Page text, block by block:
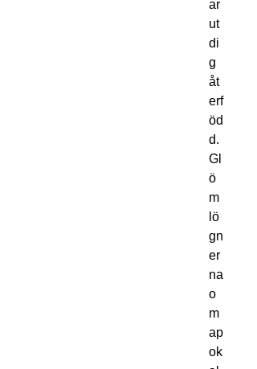
ar
ut
di
g
åt
erf
öd
d.
Gl
ö
m
lö
gn
er
na
o
m
ap
ok